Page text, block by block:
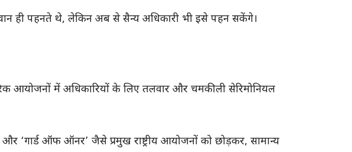
ही पहनते थे, लेकिन अब से सैन्य अधिकारी भी इसे पहन सकेंगे।
आयोजनों में अधिकारियों के लिए तलवार और चमकीली सेरिमोनियल
और ‘गार्ड ऑफ ऑनर’ जैसे प्रमुख राष्ट्रीय आयोजनों को छोड़कर, सामान्य